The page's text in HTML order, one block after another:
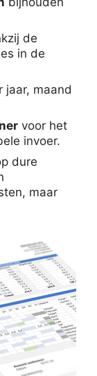
de
in de
jaar, maand
voor het
invoer.
dure
maar